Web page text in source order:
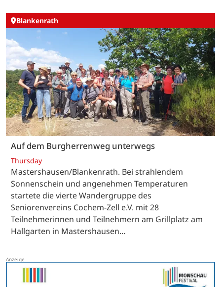
Blankenrath
Auf dem Burgherrenweg unterwegs
Thursday
Mastershausen/Blankenrath. Bei strahlendem
Sonnenschein und angenehmen Temperaturen
startete die vierte Wandergruppe des
Seniorenvereins Cochem-Zell e.V. mit 28
Teilnehmerinnen und Teilnehmern am Grillplatz am
Hallgarten in Mastershausen…